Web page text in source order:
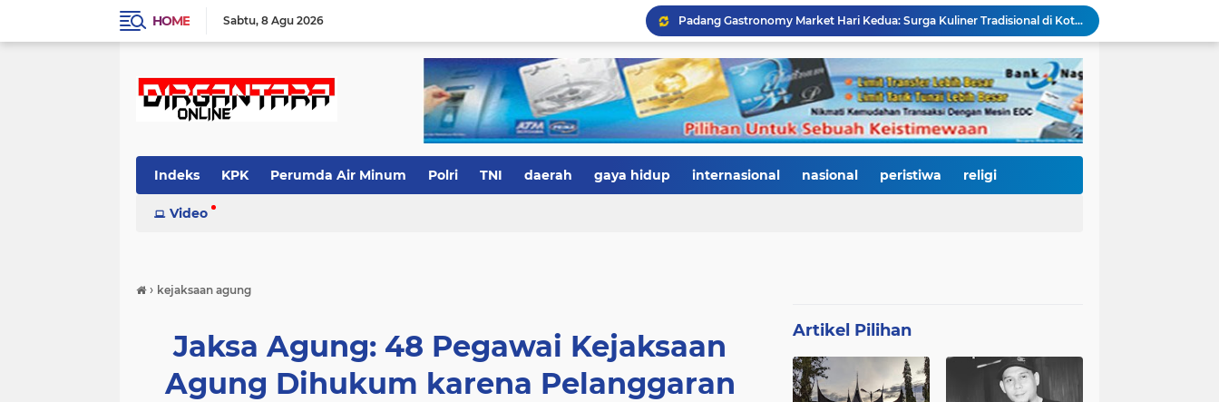
HOME Sabtu 8 Agu 2026
Padang Gastronomy Market Hari Kedua: Surga Kuliner Tradisional di Kota Tua, UMKM Lokal Banjir Apresiasi
Gowes Siti Nurbaya Jadi Magnet Pesepeda Luar Daerah, HJK ke-357 Padang Makin Meriah
Tanam Pohon di Tepian Batang Arau, Padang dan Hildesheim Teguhkan Persahabatan Menuju Kota Global
Pasca Banjir, PUPR Padang Bergerak Cepat: Tanggul Lapau Munggu Diperbaiki, Sungkai dan SMPN 41 Dibersihkan
3.000 Pesepeda Kepung Kota Padang, Gowes Siti Nurbaya Adventure-X Jadi Pesta Olahraga dan Promosi Wisata
66 Kepala Dapur MBG Diproses Pecat! Ada Terlibat Judi Online hingga Kasus Keracunan Berulang
HJK ke-357, Fadly Amran Tegaskan Arah Baru Kota Padang: Bangkit dari Bencana, Melaju Menjadi Kota Pendidikan, Pariwisata, dan Perdagangan Bertaraf Dunia
Indeks KPK Perumda Air Minum Polri TNI daerah gaya hidup internasional nasional peristiwa religi
Video
› kejaksaan agung
Jaksa Agung: 48 Pegawai Kejaksaan
Agung Dihukum karena Pelanggaran
Artikel Pilihan